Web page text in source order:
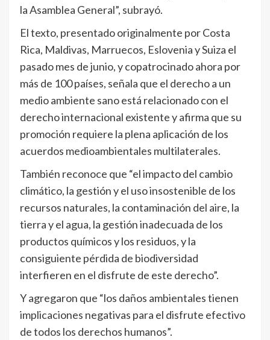
la Asamblea General”, subrayó.
El texto, presentado originalmente por Costa
Rica, Maldivas, Marruecos, Eslovenia y Suiza el
pasado mes de junio, y copatrocinado ahora por
más de 100 países, señala que el derecho a un
medio ambiente sano está relacionado con el
derecho internacional existente y afirma que su
promoción requiere la plena aplicación de los
acuerdos medioambientales multilaterales.
También reconoce que “el impacto del cambio
climático, la gestión y el uso insostenible de los
recursos naturales, la contaminación del aire, la
tierra y el agua, la gestión inadecuada de los
productos químicos y los residuos, y la
consiguiente pérdida de biodiversidad
interfieren en el disfrute de este derecho”.
Y agregaron que “los daños ambientales tienen
implicaciones negativas para el disfrute efectivo
de todos los derechos humanos”.